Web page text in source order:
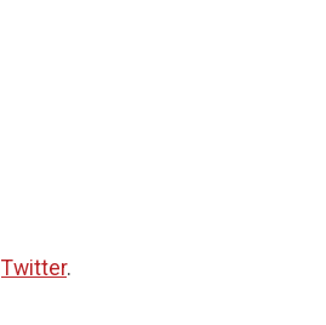
Twitter.